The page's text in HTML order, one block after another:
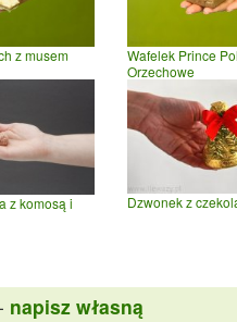
z musem
Wafelek Prince
Orzechowe
z komosą i
Dzwonek z
napisz własną